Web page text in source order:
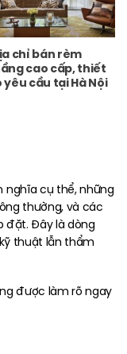
chỉ bán rèm
cao cấp, thiết
cầu tại Hà Nội
nghĩa cụ thể, những
thường, và các
đặt. Đây là dòng
thuật lẫn thẩm
được làm rõ ngay